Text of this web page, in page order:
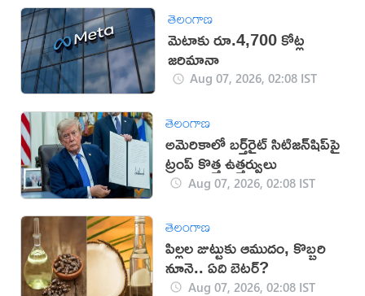
తెలంగాణ
మెటాకు రూ.4,700 కోట్ల
జరిమానా
Aug 07, 2026, 02:08 IST
తెలంగాణ
అమెరికాలో బర్త్‌రైట్ సిటిజన్‌షిప్‌పై
ట్రంప్ కొత్త ఉత్తర్వులు
Aug 07, 2026, 02:08 IST
తెలంగాణ
పిల్లల జుట్టుకు ఆముదం, కొబ్బరి
నూనె.. ఏది బెటర్?
Aug 07, 2026, 02:08 IST